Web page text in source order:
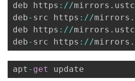
deb https : //mirrors . ustc
deb- src https : //mirrors .
deb https : //mirrors . ustc
deb- src https : //mirrors .
apt - get